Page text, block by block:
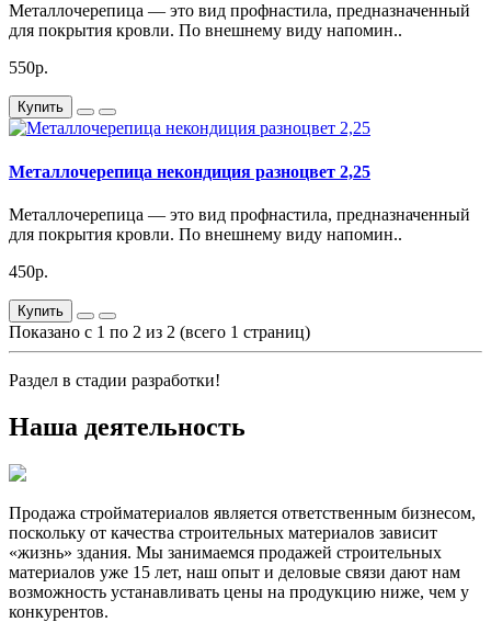
Металлочерепица — это вид профнастила, предназначенный
для покрытия кровли. По внешнему виду напомин..
550р.
Купить
Металлочерепица некондиция разноцвет 2,25
Металлочерепица — это вид профнастила, предназначенный
для покрытия кровли. По внешнему виду напомин..
450р.
Купить
Показано с 1 по 2 из 2 (всего 1 страниц)
Раздел в стадии разработки!
Наша деятельность
Продажа стройматериалов является ответственным бизнесом,
поскольку от качества строительных материалов зависит
«жизнь» здания. Мы занимаемся продажей строительных
материалов уже 15 лет, наш опыт и деловые связи дают нам
возможность устанавливать цены на продукцию ниже, чем у
конкурентов.